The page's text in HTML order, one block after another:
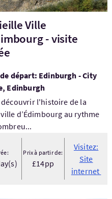
Ville
- visite
départ: Edinburgh - City
Edinburgh
découvrir l'histoire de la
d’Édimbourg au rythme
Prix à partir de:
£14pp
Visitez:
Site
internet